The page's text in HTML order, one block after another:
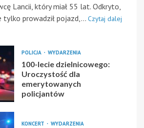
Lancii, który miał 55 lat. Odkryto,
tylko prowadził pojazd,... Czytaj dalej
POLICJA WYDARZENIA
100-lecie dzielnicowego:
Uroczystość dla
emerytowanych
policjantów
KONCERT WYDARZENIA